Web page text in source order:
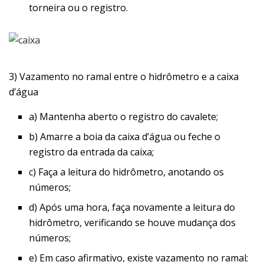
torneira ou o registro.
3) Vazamento no ramal entre o hidrômetro e a caixa
d’água
a) Mantenha aberto o registro do cavalete;
b) Amarre a boia da caixa d’água ou feche o
registro da entrada da caixa;
c) Faça a leitura do hidrômetro, anotando os
números;
d) Após uma hora, faça novamente a leitura do
hidrômetro, verificando se houve mudança dos
números;
e) Em caso afirmativo, existe vazamento no ramal;